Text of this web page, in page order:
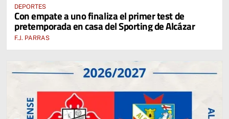
DEPORTES
Con empate a uno finaliza el primer test de
pretemporada en casa del Sporting de Alcázar
F.J. PARRAS